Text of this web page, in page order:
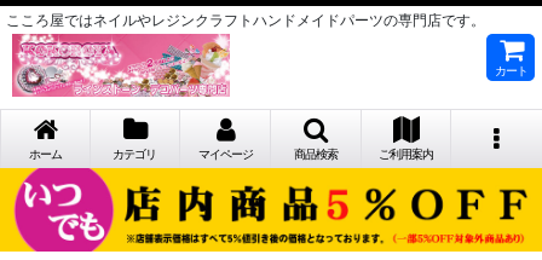
こころ屋ではネイルやレジンクラフトハンドメイドパーツの専門店です。
カート
ホーム カテゴリ マイページ 商品検索 ご利用案内